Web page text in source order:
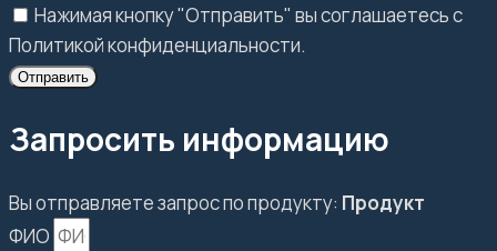
Нажимая кнопку "Отправить" вы соглашаетесь с
Политикой конфиденциальности.
Отправить
Запросить информацию
Вы отправляете запрос по продукту: Продукт
ФИО